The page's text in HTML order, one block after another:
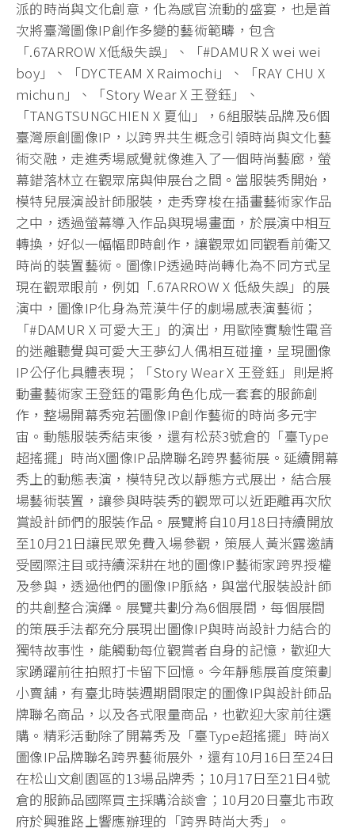
派的時尚與文化創意，化為感官流動的盛宴，也是首
次將臺灣圖像IP創作多變的藝術範疇，包含
「.67ARROW X低級失誤」、「#DAMUR X wei wei
boy」、「DYCTEAM X Raimochi」、「RAY CHU X
michun」、「Story Wear X 王登鈺」、
「TANGTSUNGCHIEN X 夏仙」，6組服裝品牌及6個
臺灣原創圖像IP，以跨界共生概念引領時尚與文化藝
術交融，走進秀場感覺就像進入了一個時尚藝廊，螢
幕錯落林立在觀眾席與伸展台之間。當服裝秀開始，
模特兒展演設計師服裝，走秀穿梭在插畫藝術家作品
之中，透過螢幕導入作品與現場畫面，於展演中相互
轉換，好似一幅幅即時創作，讓觀眾如同觀看前衛又
時尚的裝置藝術。圖像IP透過時尚轉化為不同方式呈
現在觀眾眼前，例如「.67ARROW X 低級失誤」的展
演中，圖像IP化身為荒漠牛仔的劇場感表演藝術；
「#DAMUR X 可愛大王」的演出，用歐陸實驗性電音
的迷離聽覺與可愛大王夢幻人偶相互碰撞，呈現圖像
IP公仔化具體表現；「Story Wear X 王登鈺」則是將
動畫藝術家王登鈺的電影角色化成一套套的服飾創
作，整場開幕秀宛若圖像IP創作藝術的時尚多元宇
宙。動態服裝秀結束後，還有松菸3號倉的「臺Type
超搖擺」時尚X圖像IP品牌聯名跨界藝術展。延續開幕
秀上的動態表演，模特兒改以靜態方式展出，結合展
場藝術裝置，讓參與時裝秀的觀眾可以近距離再次欣
賞設計師們的服裝作品。展覽將自10月18日持續開放
至10月21日讓民眾免費入場參觀，策展人黃米露邀請
受國際注目或持續深耕在地的圖像IP藝術家跨界授權
及參與，透過他們的圖像IP脈絡，與當代服裝設計師
的共創整合演繹。展覽共劃分為6個展間，每個展間
的策展手法都充分展現出圖像IP與時尚設計力結合的
獨特故事性，能觸動每位觀賞者自身的記憶，歡迎大
家踴躍前往拍照打卡留下回憶。今年靜態展首度策劃
小賣舖，有臺北時裝週期間限定的圖像IP與設計師品
牌聯名商品，以及各式限量商品，也歡迎大家前往選
購。精彩活動除了開幕秀及「臺Type超搖擺」時尚X
圖像IP品牌聯名跨界藝術展外，還有10月16日至24日
在松山文創園區的13場品牌秀；10月17日至21日4號
倉的服飾品國際買主採購洽談會；10月20日臺北市政
府於興雅路上響應辦理的「跨界時尚大秀」。